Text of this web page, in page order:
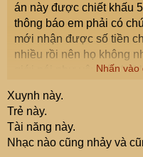
án này được chiết khấu
thông báo em phải có
mới nhận được số tiền
nhiều rồi nên họ không
giới nói như vậy có phải
Lúc ký hợp đồng họ yêu
giới, em nghĩ là để hợp
cũng đã đồng ý ký.
Cụ nào có chứng chỉ này
Nhấn vào
Xuynh này.
Trẻ này.
Tài năng này.
Nhạc nào cũng nhảy và